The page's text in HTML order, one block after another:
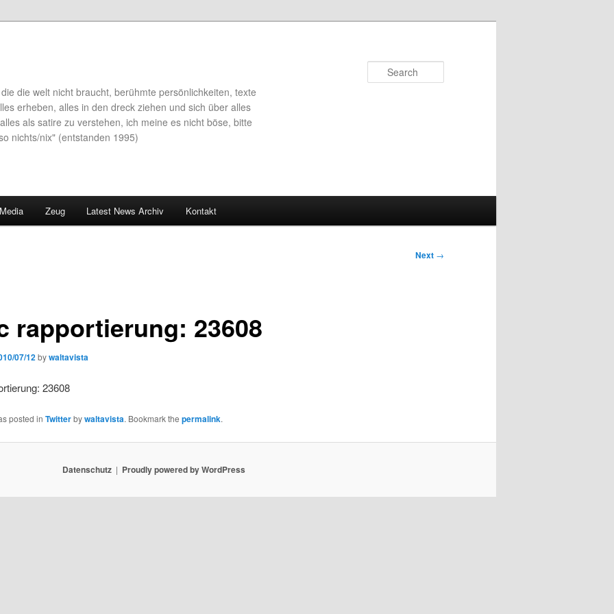
die welt nicht braucht, berühmte persönlichkeiten, texte
erheben, alles in den dreck ziehen und sich über alles
als satire zu verstehen, ich meine es nicht böse, bitte
nichts/nix" (entstanden 1995)
Zeug Latest News Archiv Kontakt
Next →
rapportierung: 23608
07/12bywaltavista
23608
posted in Twitterbywaltavista. Bookmark the permalink.
Datenschutz Proudly powered by WordPress